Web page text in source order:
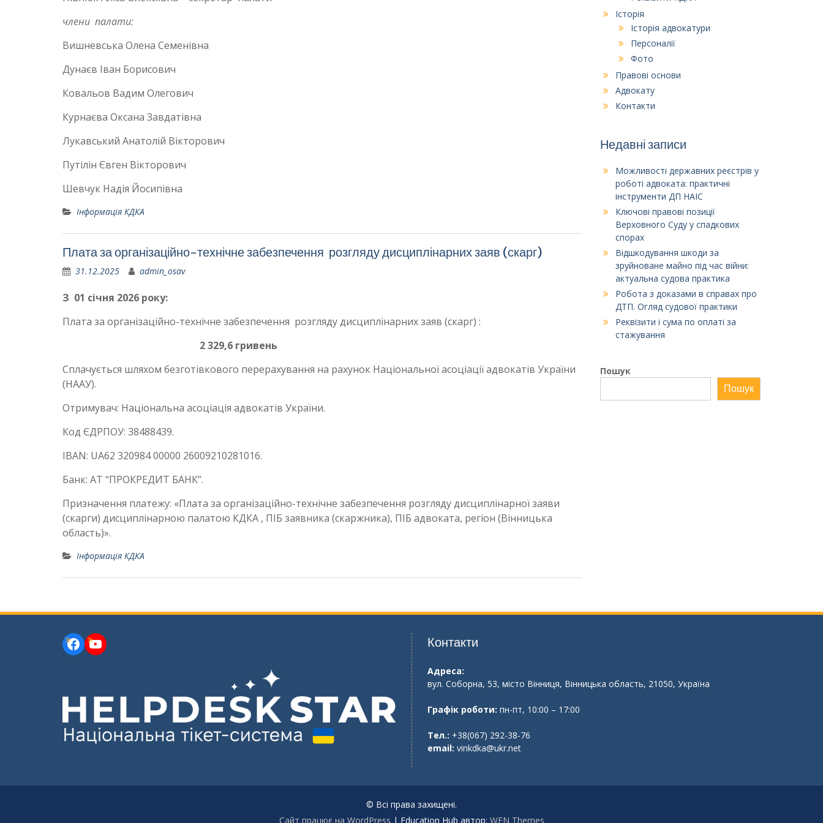
члени палати:
Вишневська Олена Семенівна
Дунаєв Іван Борисович
Ковальов Вадим Олегович
Курнаєва Оксана Завдатівна
Лукавський Анатолій Вікторович
Путілін Євген Вікторович
Шевчук Надія Йосипівна
Інформація КДКА
Плата за організаційно-технічне забезпечення розгляду дисциплінарних заяв (скарг)
31.12.2025 admin_osav
З 01 січня 2026 року:
Плата за організаційно-технічне забезпечення розгляду дисциплінарних заяв (скарг) :
2 329,6 гривень
Сплачується шляхом безготівкового перерахування на рахунок Національної асоціації адвокатів України
(НААУ).
Отримувач: Національна асоціація адвокатів України.
Код ЄДРПОУ: 38488439.
IBAN: UA62 320984 00000 26009210281016.
Банк: АТ “ПРОКРЕДИТ БАНК”.
Призначення платежу: «Плата за організаційно-технічне забезпечення розгляду дисциплінарної заяви
(скарги) дисциплінарною палатою КДКА , ПІБ заявника (скаржника), ПІБ адвоката, регіон (Вінницька
область)».
Інформація КДКА
Історія
Історія адвокатури
Персоналії
Фото
Правові основи
Адвокату
Контакти
Недавні записи
Можливості державних реєстрів у
роботі адвоката: практичні
інструменти ДП НАІС
Ключові правові позиції
Верховного Суду у спадкових
спорах
Відшкодування шкоди за
зруйноване майно під час війни:
актуальна судова практика
Робота з доказами в справах про
ДТП. Огляд судової практики
Реквізити і сума по оплаті за
стажування
Пошук
Пошук
Facebook
YouTube Контакти
Адреса:
вул. Соборна, 53, місто Вінниця, Вінницька область, 21050, Україна
Графік роботи: пн-пт, 10:00 – 17:00
Тел.: +38(067) 292-38-76
email: vinkdka@ukr.net
© Всі права захищені.
Сайт працює на WordPress | Education Hub автор: WEN Themes